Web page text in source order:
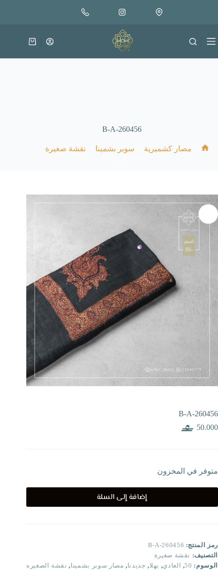
متوفر في المخزون
إضافة إلى السلة
عربة
B-A-260456
مصار كشميرية سوبر بشمينا نقشة صغيرة
B-A-260456
50.000
متوفر في المخزون
إضافة إلى السلة
رمز المنتج: B-A-260456
التصنيف: نقشة صغيرة
الوسوم: 50
, العادي, بهلا, جديدنا, مصار سوبر بشمينا, نقشة الصغيره